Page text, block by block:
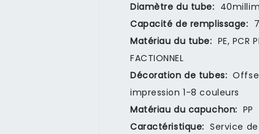
Diamètre du tube:
Capacité de remplissage:
Matériau du tube: PE, PCR
FACTIONNEL
Décoration de tubes:
impression 1-8 couleurs
Matériau du capuchon: PP
Caractéristique: Service